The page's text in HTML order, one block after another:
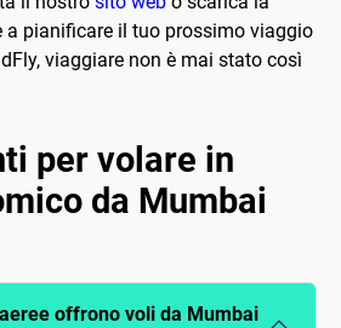
a pianificare il tuo prossimo viaggio
viaggiare non è mai stato così
per volare in
da Mumbai
offrono voli da Mumbai